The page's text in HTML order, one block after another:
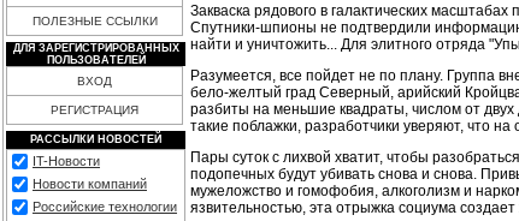
ПОЛЕЗНЫЕ ССЫЛКИ
ДЛЯ ЗАРЕГИСТРИРОВАННЫХ
ПОЛЬЗОВАТЕЛЕЙ
ВХОД
РЕГИСТРАЦИЯ
РАССЫЛКИ НОВОСТЕЙ
IT-Новости
Новости компаний
Российские технологии
Закваска рядового в галактических
Спутники-шпионы не подтвердили
найти и уничтожить... Для элитного отряда
Разумеется, все пойдет не по плану. Группа
бело-желтый град Северный, арийский
разбиты на меньшие квадраты, числом от
такие поблажки, разработчики уверяют, что
Пары суток с лихвой хватит, чтобы
подопечных будут убивать снова и снова.
мужеложство и гомофобия, алкоголизм и
язвительностью, эта отрыжка социума